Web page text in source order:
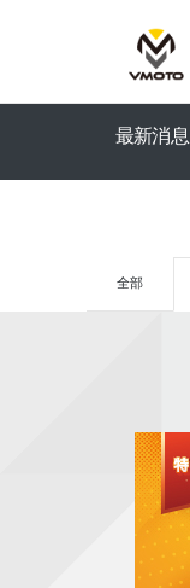
最新消息
全部